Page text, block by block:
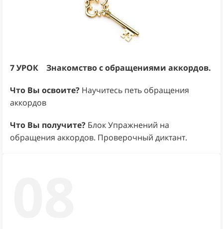
7 УРОК Знакомство с обращениями аккордов.
Что Вы освоите? Научитесь петь обращения
аккордов
Что Вы получите? Блок Упражнений на
обращения аккордов. Проверочный диктант.